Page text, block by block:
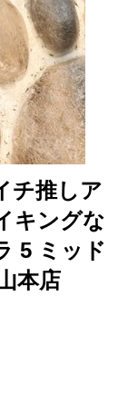
チ推しア
キングな
5 ミッド
本店